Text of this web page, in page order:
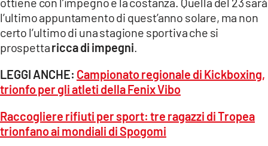
l’ultimo appuntamento di quest’anno solare, ma non
certo l’ultimo di una stagione sportiva che si
prospettaricca di impegni
LEGGI ANCHE: Campionato regionale di Kickboxing,
trionfo per gli atleti della Fenix Vibo
Raccogliere rifiuti per sport: tre ragazzi di Tropea
trionfano ai mondiali di Spogomi